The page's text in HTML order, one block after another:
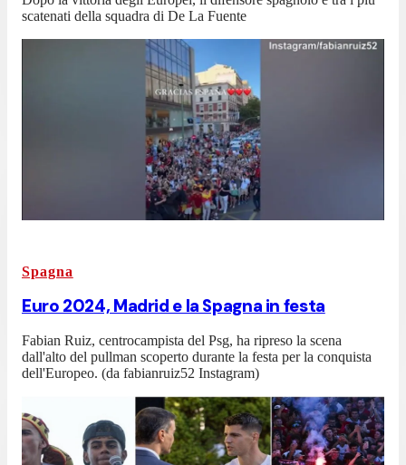
scatenati della squadra di De La Fuente
Spagna
Euro 2024, Madrid e la Spagna in festa
Fabian Ruiz, centrocampista del Psg, ha ripreso la scena
dall'alto del pullman scoperto durante la festa per la conquista
dell'Europeo. (da fabianruiz52 Instagram)